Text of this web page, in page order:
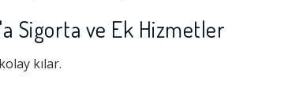
Sigorta ve Ek Hizmetler
kılar.